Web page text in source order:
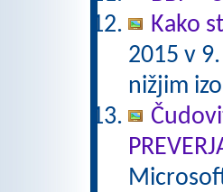
Kako
2015 v
nižjim